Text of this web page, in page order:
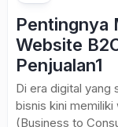
Pentingnya
Website
Penjualan1
Di era digital yang
bisnis kini
(Business to